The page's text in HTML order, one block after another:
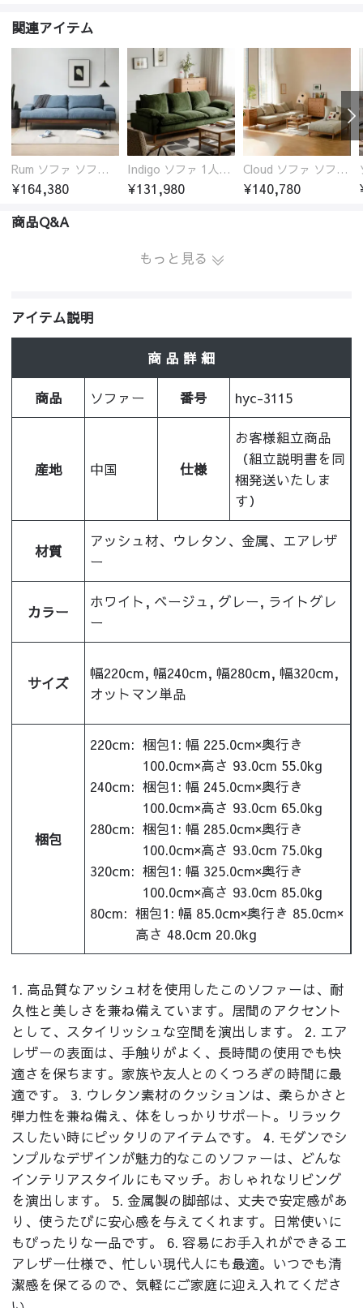
関連アイテム
Rum ソファ ソファー おしゃれ 1人掛け～4人掛け ウォールナットorオーク材フレーム 西海岸風 肘掛
¥164,380
Indigo ソファ 1人掛け～3人掛け オットマン カウチ チェリー材フレーム
¥131,980
Cloud ソファ ソファーおしゃれ 1人掛け～3人掛け チェリー材フレーム 木製 北欧 おしゃれ 5カラー 自由レイアウト
¥140,780
商品Q&A
もっと見る
アイテム説明
商 品 詳 細
商品 ソファー 番号 hyc-3115
産地 中国 仕様
お客様組立商品
（組立説明書を同
梱発送いたしま
す）
材質
アッシュ材、ウレタン、金属、エアレザ
ー
カラー
ホワイト, ベージュ, グレー, ライトグレ
ー
サイズ
幅220cm, 幅240cm, 幅280cm, 幅320cm,
オットマン単品
梱包
220cm: 梱包1: 幅 225.0cm×奥行き
100.0cm×高さ 93.0cm 55.0kg
240cm: 梱包1: 幅 245.0cm×奥行き
100.0cm×高さ 93.0cm 65.0kg
280cm: 梱包1: 幅 285.0cm×奥行き
100.0cm×高さ 93.0cm 75.0kg
320cm: 梱包1: 幅 325.0cm×奥行き
100.0cm×高さ 93.0cm 85.0kg
80cm: 梱包1: 幅 85.0cm×奥行き 85.0cm×
高さ 48.0cm 20.0kg
1. 高品質なアッシュ材を使用したこのソファーは、耐
久性と美しさを兼ね備えています。居間のアクセント
として、スタイリッシュな空間を演出します。 2. エア
レザーの表面は、手触りがよく、長時間の使用でも快
適さを保ちます。家族や友人とのくつろぎの時間に最
適です。 3. ウレタン素材のクッションは、柔らかさと
弾力性を兼ね備え、体をしっかりサポート。リラック
スしたい時にピッタリのアイテムです。 4. モダンでシ
ンプルなデザインが魅力的なこのソファーは、どんな
インテリアスタイルにもマッチ。おしゃれなリビング
を演出します。 5. 金属製の脚部は、丈夫で安定感があ
り、使うたびに安心感を与えてくれます。日常使いに
もぴったりな一品です。 6. 容易にお手入れができるエ
アレザー仕様で、忙しい現代人にも最適。いつでも清
潔感を保てるので、気軽にご家庭に迎え入れてくださ